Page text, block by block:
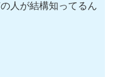
人が結構知ってるん